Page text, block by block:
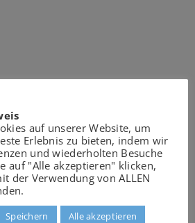
auf unserer Website, um
Erlebnis zu bieten, indem wir
und wiederholten Besuche
auf "Alle akzeptieren" klicken,
der Verwendung von ALLEN
Speichern Alle akzeptieren